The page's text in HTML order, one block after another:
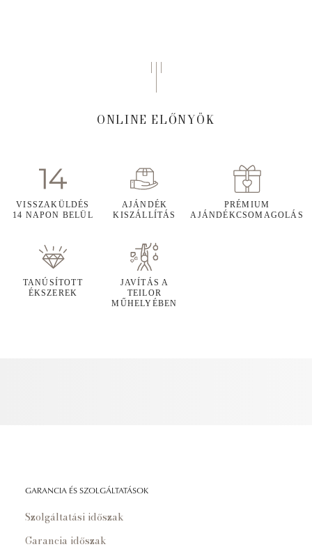
ONLINE ELŐNYÖK
VISSZAKÜLDÉS
14 NAPON BELÜL
AJÁNDÉK
KISZÁLLÍTÁS
PRÉMIUM
AJÁNDÉKCSOMAGOLÁS
TANÚSÍTOTT
ÉKSZEREK
JAVÍTÁS A
TEILOR
MŰHELYÉBEN
GARANCIA ÉS SZOLGÁLTATÁSOK
Szolgáltatási időszak
Garancia időszak